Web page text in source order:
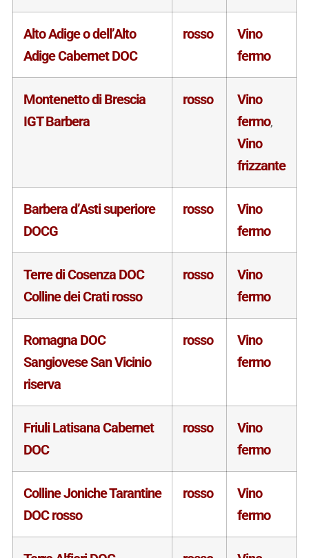
Alto Adige o dell’Alto
Adige Cabernet DOC
rosso
Vino
fermo
Montenetto di Brescia
IGT Barbera
rosso
Vino
fermo,
Vino
frizzante
Barbera d’Asti superiore
DOCG
rosso
Vino
fermo
Terre di Cosenza DOC
Colline dei Crati rosso
rosso
Vino
fermo
Romagna DOC
Sangiovese San Vicinio
riserva
rosso
Vino
fermo
Friuli Latisana Cabernet
DOC
rosso
Vino
fermo
Colline Joniche Tarantine
DOC rosso
rosso
Vino
fermo